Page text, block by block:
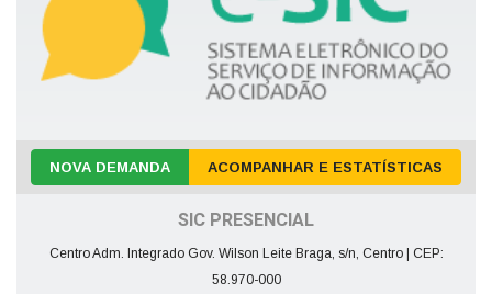
NOVA DEMANDA ACOMPANHAR E ESTATÍSTICAS
SIC PRESENCIAL
Centro Adm. Integrado Gov. Wilson Leite Braga, s/n, Centro | CEP:
58.970-000